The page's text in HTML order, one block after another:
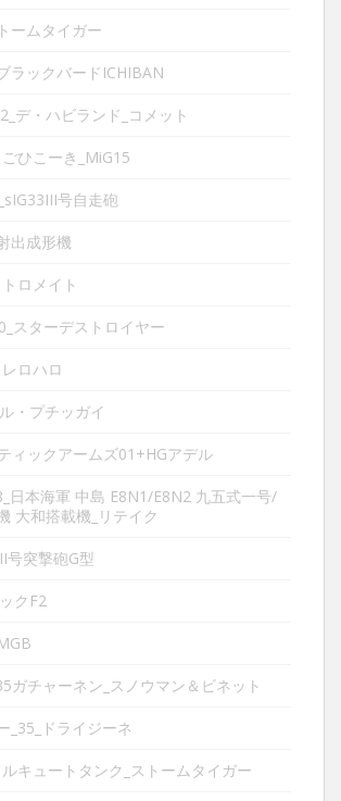
ームタイガー
ラックバードICHIBAN
デ・ハビランド_コメット
ひこーき_MiG15
号自走砲
出成形機
ロメイト
スターデストロイヤー
ロハロ
・プチッガイ
ィックアームズ01+HGアデル
日本海軍 中島 E8N1/E8N2 九五式一号/
大和搭載機_リテイク
号突撃砲G型
クF2
ガチャーネン_スノウマン＆ビネット
_35_ドライジーネ
キュートタンク_ストームタイガー